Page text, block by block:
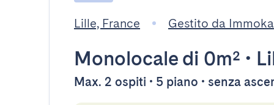
Lille, France Gestito da Immoka
Monolocale di 0m² •
Max. 2 ospiti • 5 piano • senza